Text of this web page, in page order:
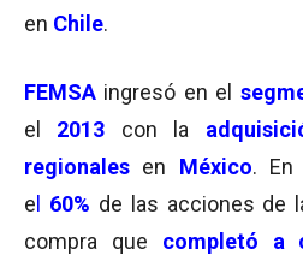
en Chile.
FEMSA ingresó en el
el
2013 con la
regionales en México. En
e
60% de las acciones de
compra que completó a